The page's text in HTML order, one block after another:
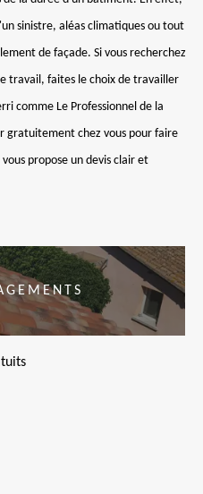
sinistre, aléas climatiques ou tout
de façade. Si vous recherchez
travail, faites le choix de travailler
comme Le Professionnel de la
gratuitement chez vous pour faire
propose un devis clair et